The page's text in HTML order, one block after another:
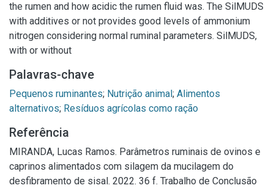
the rumen and how acidic the rumen fluid was. The SilMUDS
with additives or not provides good levels of ammonium
nitrogen considering normal ruminal parameters. SilMUDS,
with or without
Palavras-chave
Pequenos ruminantes; Nutrição animal; Alimentos
alternativos; Resíduos agrícolas como ração
Referência
MIRANDA, Lucas Ramos. Parâmetros ruminais de ovinos e
caprinos alimentados com silagem da mucilagem do
desfibramento de sisal. 2022. 36 f. Trabalho de Conclusão